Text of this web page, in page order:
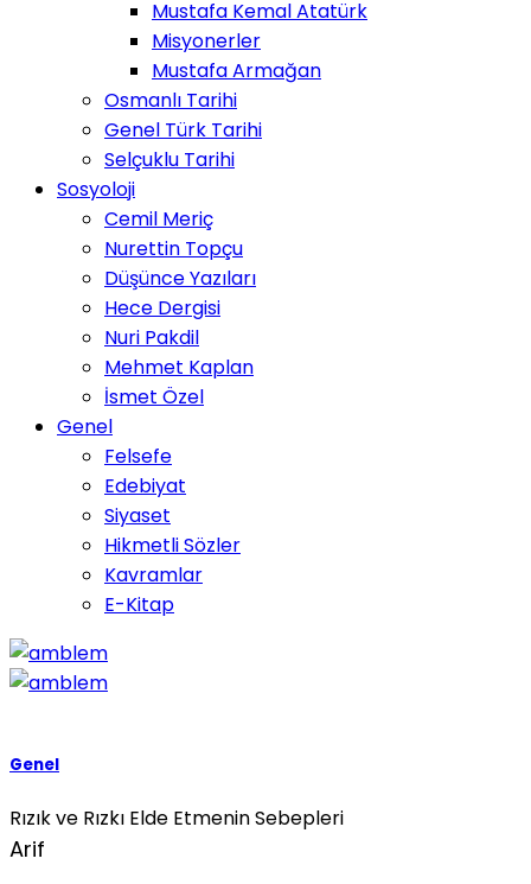
Mustafa Kemal Atatürk
Misyonerler
Mustafa Armağan
Osmanlı Tarihi
Genel Türk Tarihi
Selçuklu Tarihi
Sosyoloji
Cemil Meriç
Nurettin Topçu
Düşünce Yazıları
Hece Dergisi
Nuri Pakdil
Mehmet Kaplan
İsmet Özel
Genel
Felsefe
Edebiyat
Siyaset
Hikmetli Sözler
Kavramlar
E-Kitap
Genel
Rızık ve Rızkı Elde Etmenin Sebepleri
Arif